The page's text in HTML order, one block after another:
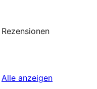
Alle Rezensionen
anzeigen